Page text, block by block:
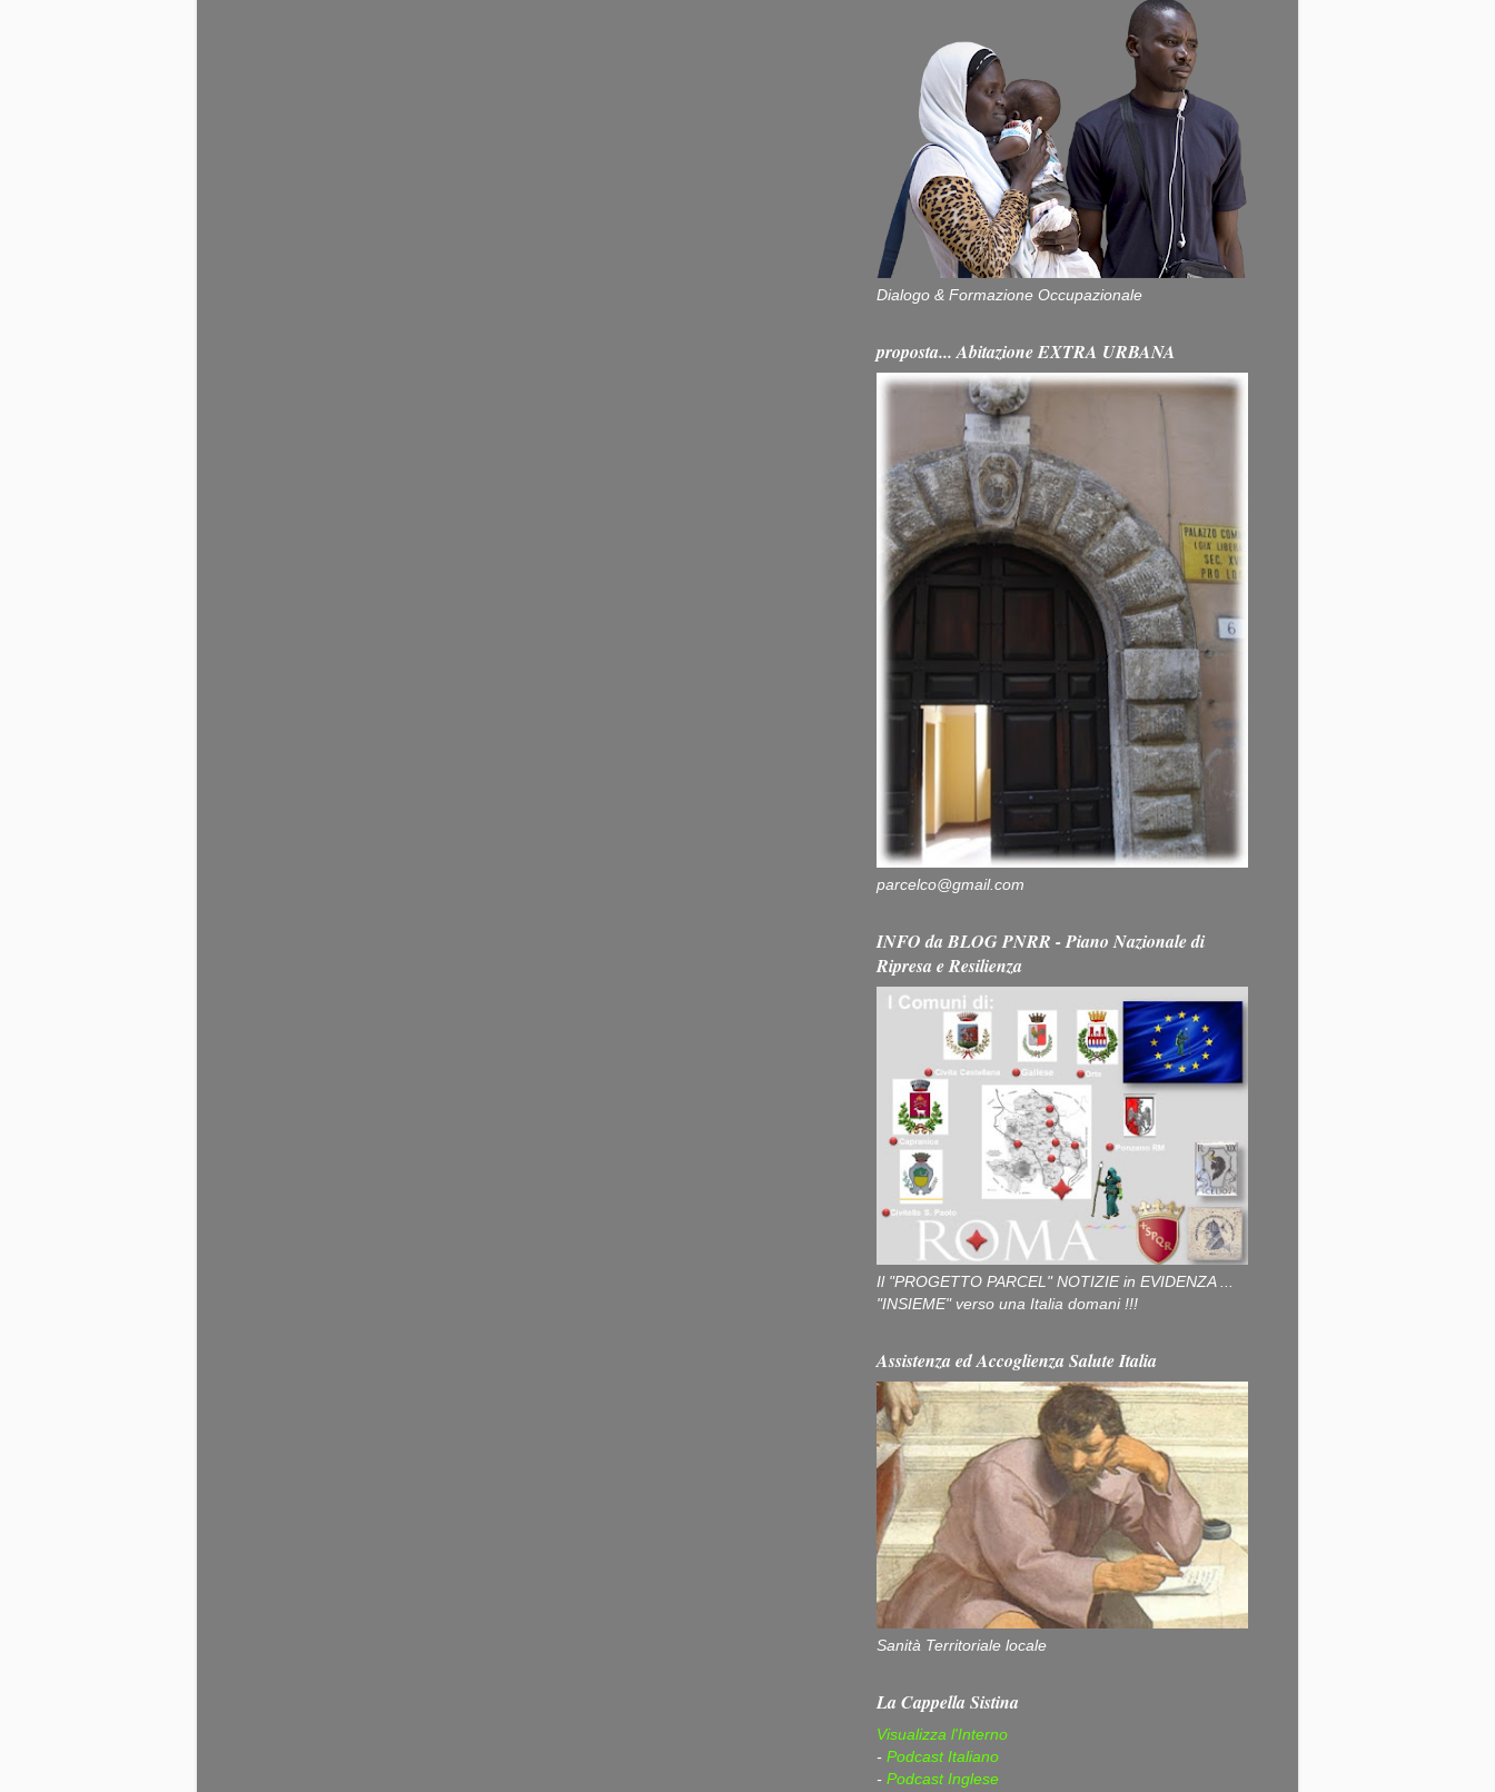
Dialogo & Formazione Occupazionale
proposta... Abitazione EXTRA URBANA
parcelco@gmail.com
INFO da BLOG PNRR - Piano Nazionale di
Ripresa e Resilienza
Il "PROGETTO PARCEL" NOTIZIE in EVIDENZA ...
"INSIEME" verso una Italia domani !!!
Assistenza ed Accoglienza Salute Italia
Sanità Territoriale locale
La Cappella Sistina
Visualizza l'Interno
- Podcast Italiano
- Podcast Inglese